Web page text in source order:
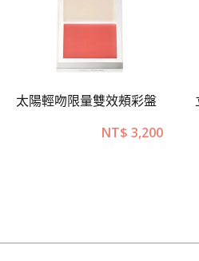
太陽輕吻限量雙效頰彩盤
NT$ 3,200